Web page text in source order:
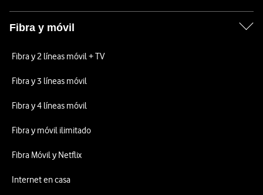
Fibra y móvil
Fibra y 2 líneas móvil + TV
Fibra y 3 líneas móvil
Fibra y 4 líneas móvil
Fibra y móvil ilimitado
Fibra Móvil y Netflix
Internet en casa